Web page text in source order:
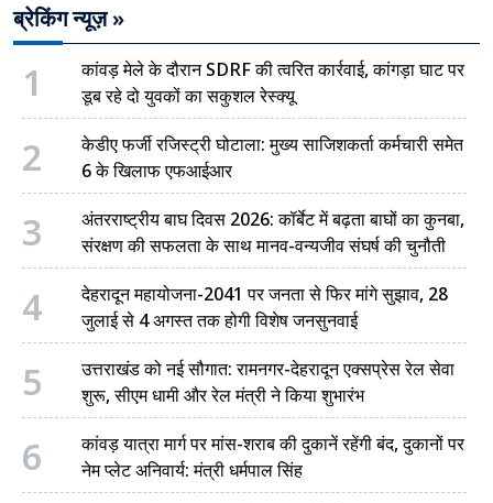
ब्रेकिंग न्यूज़ »
1
कांवड़ मेले के दौरान SDRF की त्वरित कार्रवाई, कांगड़ा घाट पर
डूब रहे दो युवकों का सकुशल रेस्क्यू
2
केडीए फर्जी रजिस्ट्री घोटाला: मुख्य साजिशकर्ता कर्मचारी समेत
6 के खिलाफ एफआईआर
3
अंतरराष्ट्रीय बाघ दिवस 2026: कॉर्बेट में बढ़ता बाघों का कुनबा,
संरक्षण की सफलता के साथ मानव-वन्यजीव संघर्ष की चुनौती
4
देहरादून महायोजना-2041 पर जनता से फिर मांगे सुझाव, 28
जुलाई से 4 अगस्त तक होगी विशेष जनसुनवाई
5
उत्तराखंड को नई सौगात: रामनगर-देहरादून एक्सप्रेस रेल सेवा
शुरू, सीएम धामी और रेल मंत्री ने किया शुभारंभ
6
कांवड़ यात्रा मार्ग पर मांस-शराब की दुकानें रहेंगी बंद, दुकानों पर
नेम प्लेट अनिवार्य: मंत्री धर्मपाल सिंह